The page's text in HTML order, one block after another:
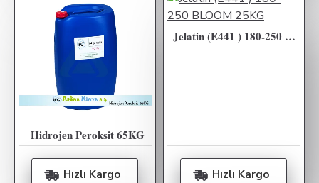
Hidrojen Peroksit 65KG
Hızlı Kargo
Jelatin (E441 ) 180-250 BLOOM 25KG
Hızlı Kargo